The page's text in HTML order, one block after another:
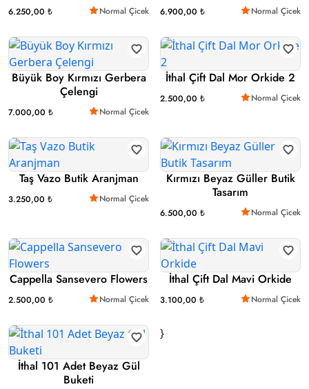
6.250,00 ₺ Normal Çicek 6.900,00 ₺ Normal Çicek
Büyük Boy Kırmızı Gerbera
Çelengi
7.000,00 ₺ Normal Çicek
İthal Çift Dal Mor Orkide 2
2.500,00 ₺ Normal Çicek
Taş Vazo Butik Aranjman
3.250,00 ₺ Normal Çicek
Kırmızı Beyaz Güller Butik
Tasarım
6.500,00 ₺ Normal Çicek
Cappella Sansevero Flowers
2.500,00 ₺ Normal Çicek
İthal Çift Dal Mavi Orkide
3.100,00 ₺ Normal Çicek
İthal 101 Adet Beyaz Gül
Buketi
}